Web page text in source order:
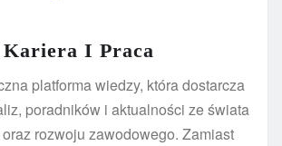
Kariera I Praca
platforma wiedzy, która dostarcza
poradników i aktualności ze świata
rozwoju zawodowego. Zamiast